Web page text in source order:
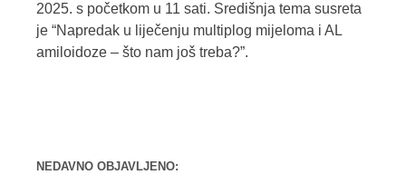
2025. s početkom u 11 sati. Središnja tema susreta
je “Napredak u liječenju multiplog mijeloma i AL
amiloidoze – što nam još treba?”.
NEDAVNO OBJAVLJENO: